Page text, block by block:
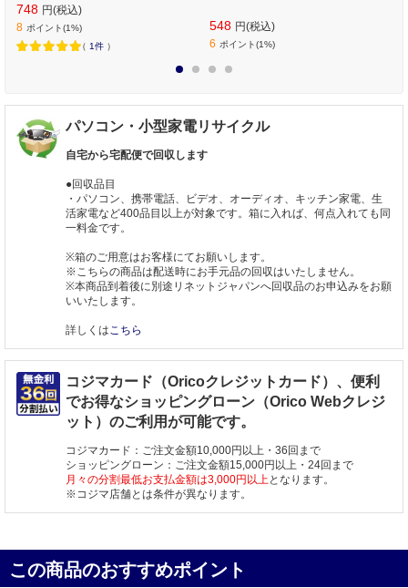
748 円(税込)
8 ポイント(1%)
（ 1件 ）
548 円(税込)
6 ポイント(1%)
パソコン・小型家電リサイクル
自宅から宅配便で回収します
●回収品目
・パソコン、携帯電話、ビデオ、オーディオ、キッチン家電、生
活家電など400品目以上が対象です。箱に入れば、何点入れても同
一料金です。
※箱のご用意はお客様にてお願いします。
※こちらの商品は配送時にお手元品の回収はいたしません。
※本商品到着後に別途リネットジャパンへ回収品のお申込みをお願
いいたします。
詳しくはこちら
コジマカード（Oricoクレジットカード）、便利
でお得なショッピングローン（Orico Webクレジ
ット）のご利用が可能です。
コジマカード：ご注文金額10,000円以上・36回まで
ショッピングローン：ご注文金額15,000円以上・24回まで
月々の分割最低お支払金額は3,000円以上となります。
※コジマ店舗とは条件が異なります。
この商品のおすすめポイント